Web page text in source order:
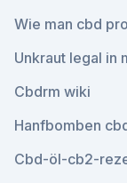
Wie man cbd
Unkraut legal in
Cbdrm wiki
Hanfbomben
Cbd-öl-cb2-